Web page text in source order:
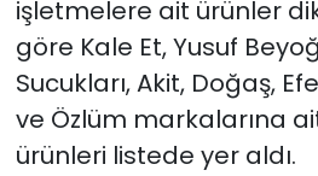
işletmelere ait ürünler
göre Kale Et, Yusuf
Sucukları, Akit, Doğaş,
ve Özlüm markalarına
ürünleri listede yer aldı.